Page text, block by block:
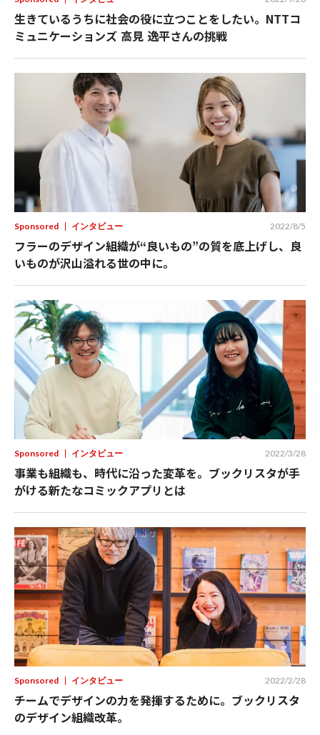
生きているうちに社会の役に立つことをしたい。NTTコ
ミュニケーションズ 高見 逸平さんの挑戦
Sponsored インタビュー 2022/8/5
フラーのデザイン組織が“良いもの”の質を底上げし、良
いものが沢山溢れる世の中に。
Sponsored インタビュー 2022/3/28
事業も組織も、時代に沿った変革を。ブックリスタが手
がける新たなコミックアプリとは
Sponsored インタビュー 2022/2/28
チームでデザインの力を発揮するために。ブックリスタ
のデザイン組織改革。